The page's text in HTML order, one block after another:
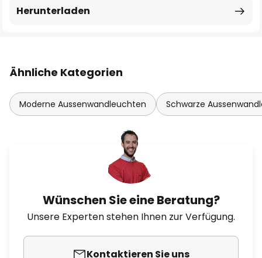
Herunterladen
Ähnliche Kategorien
Moderne Aussenwandleuchten Schwarze
Wünschen Sie eine Beratung?
Unsere Experten stehen Ihnen zur Verfügung.
Kontaktieren Sie uns